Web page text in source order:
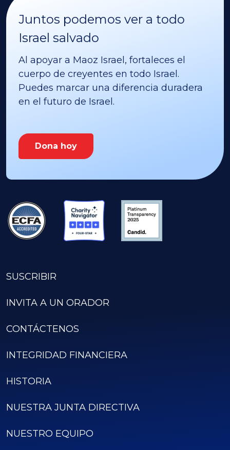
Juntos podemos ver a todo
Israel salvado
Al apoyar a Maoz Israel, fortaleces el
cuerpo de creyentes en todo Israel.
Puedes marcar una diferencia duradera
en el futuro de Israel.
Dona hoy
SUSCRIBIR
INVITA A UN ORADOR
CONTÁCTENOS
INTEGRIDAD FINANCIERA
HISTORIA
NUESTRA JUNTA DIRECTIVA
NUESTRO EQUIPO